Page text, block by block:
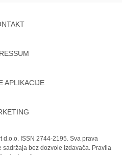
APLIKACIJE
d.o.o. ISSN 2744-2195. Sva prava
bez dozvole izdavača. Pravila